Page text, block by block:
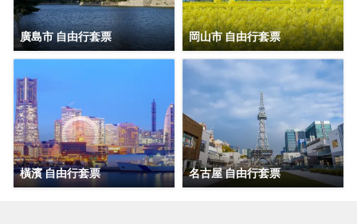
廣島市 自由行套票 岡山市 自由行套票
橫濱 自由行套票 名古屋 自由行套票